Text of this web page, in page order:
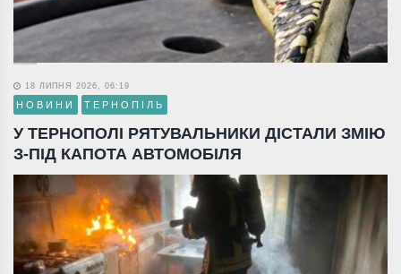
18 ЛИПНЯ 2026, 06:19
НОВИНИ ТЕРНОПІЛЬ
У ТЕРНОПОЛІ РЯТУВАЛЬНИКИ ДІСТАЛИ ЗМІЮ
З-ПІД КАПОТА АВТОМОБІЛЯ